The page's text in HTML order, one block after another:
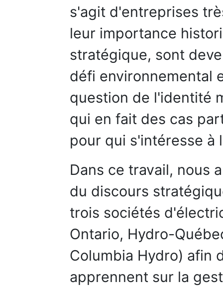
s'agit d'entreprises
leur importance
stratégique, sont
défi environnemental
question de l'identité
qui en fait des cas
pour qui s'intéresse à
Dans ce travail, nous
du discours
trois sociétés
Ontario, Hydro-
Columbia Hydro) afin
apprennent sur la